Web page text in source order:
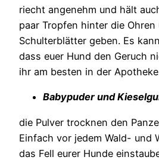
riecht angenehm und hält
paar Tropfen hinter die
Schulterblätter geben. Es
dass euer Hund den Geruch
ihr am besten in der
Babypuder und
die Pulver trocknen den
Einfach vor jedem Wald- und
das Fell eurer Hunde